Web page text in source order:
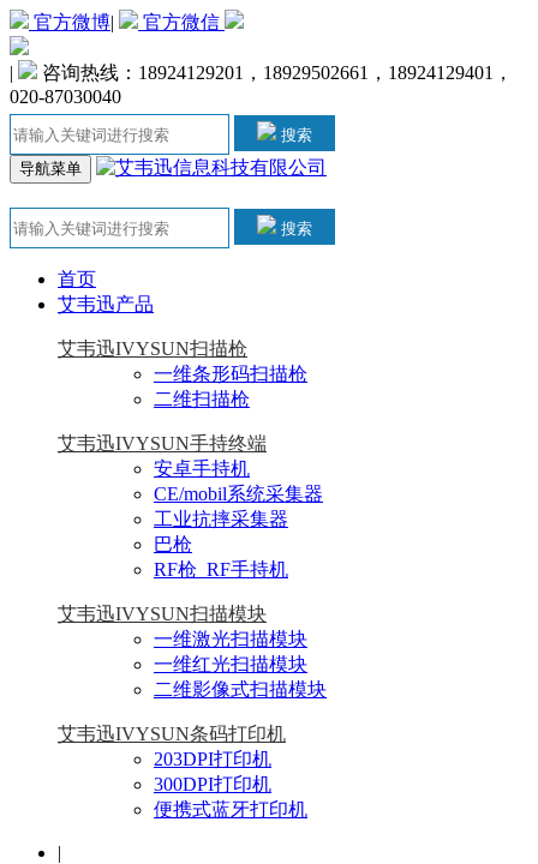
官方微博| 官方微信
|
咨询热线：18924129201，18929502661，18924129401，
020-87030040
搜索
导航菜单
搜索
首页
艾韦迅产品
艾韦迅IVYSUN扫描枪
一维条形码扫描枪
二维扫描枪
艾韦迅IVYSUN手持终端
安卓手持机
CE/mobil系统采集器
工业抗摔采集器
巴枪
RF枪_RF手持机
艾韦迅IVYSUN扫描模块
一维激光扫描模块
一维红光扫描模块
二维影像式扫描模块
艾韦迅IVYSUN条码打印机
203DPI打印机
300DPI打印机
便携式蓝牙打印机
|